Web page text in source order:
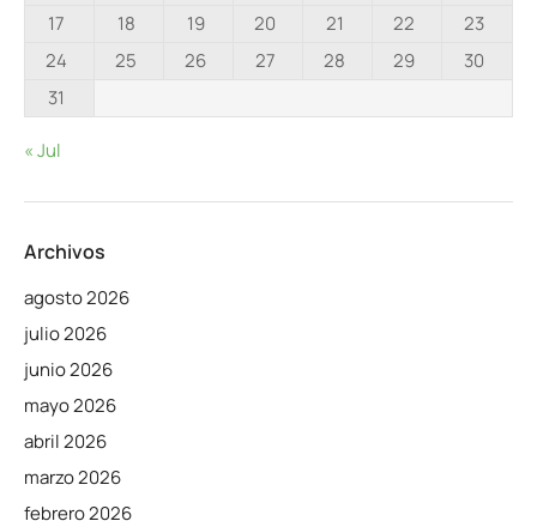
17
18 19 20 21 22
23
24
25 26 27 28 29
30
31
« Jul
Archivos
agosto 2026
julio 2026
junio 2026
mayo 2026
abril 2026
marzo 2026
febrero 2026